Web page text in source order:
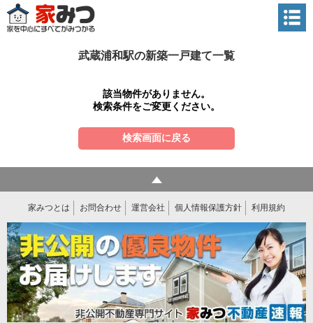
武蔵浦和駅の新築一戸建て一覧
該当物件がありません。
検索条件をご変更ください。
検索画面に戻る
家みつとは お問合わせ 運営会社 個人情報保護方針 利用規約